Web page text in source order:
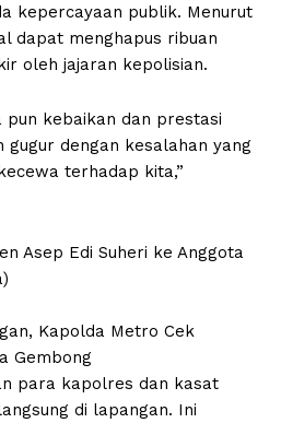
kepercayaan publik. Menurut
dapat menghapus ribuan
oleh jajaran kepolisian.
pun kebaikan dan prestasi
dengan kesalahan yang
terhadap kita,”
Asep Edi Suheri ke Anggota
Kapolda Metro Cek
Gembong
para kapolres dan kasat
di lapangan. Ini